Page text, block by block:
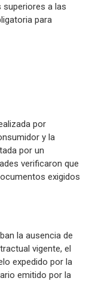
a las
para
por
y la
por un
verificaron que
exigidos
la ausencia de
vigente, el
expedido por la
emitido por la